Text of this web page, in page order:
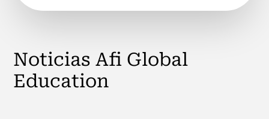
Noticias Afi Global
Education